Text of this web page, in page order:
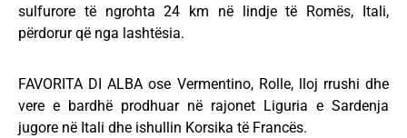
sulfurore të ngrohta 24 km në lindje të Romës, Itali,
përdorur që nga lashtësia.
FAVORITA DI ALBA ose Vermentino, Rolle, lloj rrushi dhe
vere e bardhë prodhuar në rajonet Liguria e Sardenja
jugore në Itali dhe ishullin Korsika të Francës.